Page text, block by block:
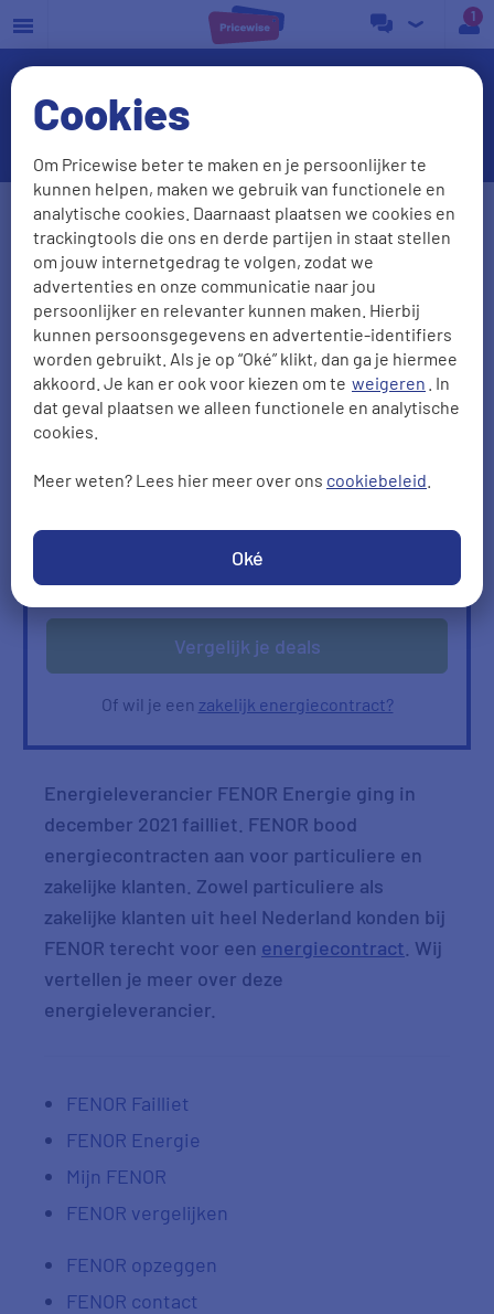
Cookies
Om Pricewise beter te maken en je persoonlijker te
kunnen helpen, maken we gebruik van functionele en
analytische cookies. Daarnaast plaatsen we cookies en
trackingtools die ons en derde partijen in staat stellen
om jouw internetgedrag te volgen, zodat we
advertenties en onze communicatie naar jou
persoonlijker en relevanter kunnen maken. Hierbij
kunnen persoonsgegevens en advertentie-identifiers
worden gebruikt. Als je op “Oké” klikt, dan ga je hiermee
akkoord. Je kan er ook voor kiezen om te weigeren . In
dat geval plaatsen we alleen functionele en analytische
cookies.
Meer weten? Lees hier meer over ons cookiebeleid
Oké
a
Postcode Huisnr. + Toev.
Huidige leverancier
Aantal personen
1
2000kWh/jr 950m3/jr
Zonnepanelen
Vergelijk je deals
Of wil je een zakelijk energiecontract?
ophalen
Energieleverancier FENOR Energie ging in
december 2021 failliet. FENOR bood
energiecontracten aan voor particuliere en
zakelijke klanten. Zowel particuliere als
zakelijke klanten uit heel Nederland konden bij
FENOR terecht voor een energiecontract . Wij
vertellen je meer over deze
energieleverancier.
FENOR Failliet
FENOR Energie
Mijn FENOR
FENOR vergelijken
FENOR opzeggen
FENOR contact